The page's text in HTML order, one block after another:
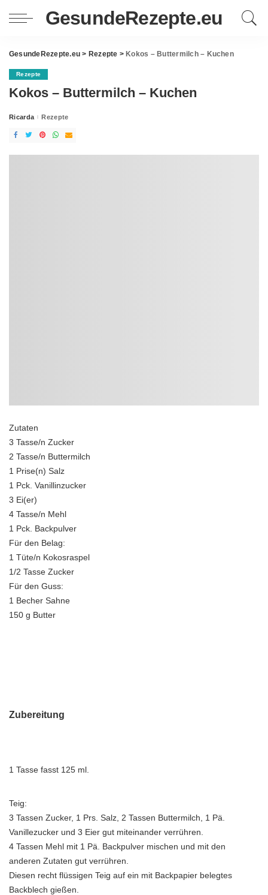
GesundeRezepte.eu
GesundeRezepte.eu > Rezepte > Kokos – Buttermilch – Kuchen
Rezepte
Kokos – Buttermilch – Kuchen
Posted
Ricarda Rezepte
Zutaten
3 Tasse/n Zucker
2 Tasse/n Buttermilch
1 Prise(n) Salz
1 Pck. Vanillinzucker
3 Ei(er)
4 Tasse/n Mehl
1 Pck. Backpulver
Für den Belag:
1 Tüte/n Kokosraspel
1/2 Tasse Zucker
Für den Guss:
1 Becher Sahne
150 g Butter
Zubereitung
1 Tasse fasst 125 ml.
Teig:
3 Tassen Zucker, 1 Prs. Salz, 2 Tassen Buttermilch, 1 Pä.
Vanillezucker und 3 Eier gut miteinander verrühren.
4 Tassen Mehl mit 1 Pä. Backpulver mischen und mit den
anderen Zutaten gut verrühren.
Diesen recht flüssigen Teig auf ein mit Backpapier belegtes
Backblech gießen.